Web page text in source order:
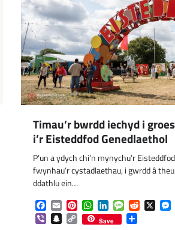
Timau’r bwrdd iechyd i
i’r Eisteddfod Genedlaethol
P’un a ydych chi’n mynychu’r
fwynhau’r cystadlaethau, i gwrdd â
ddathlu ein…
Facebook
EmailPinterest
WhatsApp
LinkedInMessage
Reddit
X
ViberSnapchat
Copy Save Share